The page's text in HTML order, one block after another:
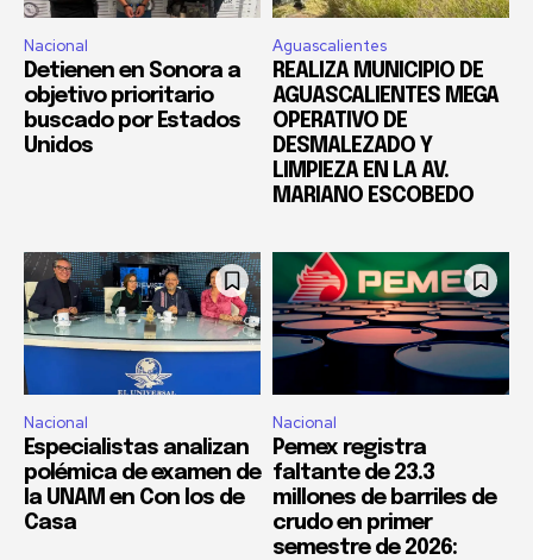
Nacional
Detienen en Sonora a
objetivo prioritario
buscado por Estados
Unidos
Aguascalientes
REALIZA MUNICIPIO DE
AGUASCALIENTES MEGA
OPERATIVO DE
DESMALEZADO Y
LIMPIEZA EN LA AV.
MARIANO ESCOBEDO
Nacional
Especialistas analizan
polémica de examen de
la UNAM en Con los de
Casa
Nacional
Pemex registra
faltante de 23.3
millones de barriles de
crudo en primer
semestre de 2026: